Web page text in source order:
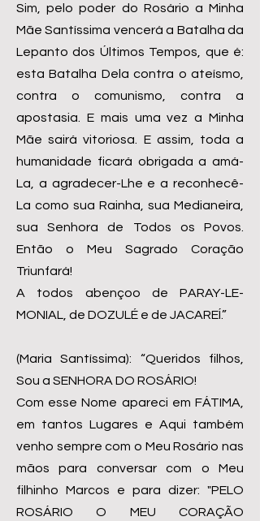
Sim, pelo poder do Rosário a Minha
Mãe Santíssima vencerá a Batalha da
Lepanto dos Últimos Tempos, que é:
esta Batalha Dela contra o ateísmo,
contra o comunismo, contra a
apostasia. E mais uma vez a Minha
Mãe sairá vitoriosa. E assim, toda a
humanidade ficará obrigada a amá-
La, a agradecer-Lhe e a reconhecê-
La como sua Rainha, sua Medianeira,
sua Senhora de Todos os Povos.
Então o Meu Sagrado Coração
Triunfará!
A todos abençoo de PARAY-LE-
MONIAL, de DOZULÉ e de JACAREÍ.”
(Maria Santíssima): “Queridos filhos,
Sou a SENHORA DO ROSÁRIO!
Com esse Nome apareci em FÁTIMA,
em tantos Lugares e Aqui também
venho sempre com o Meu Rosário nas
mãos para conversar com o Meu
filhinho Marcos e para dizer: "PELO
ROSÁRIO O MEU CORAÇÃO